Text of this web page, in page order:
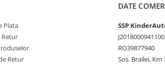
Plata
Retur
Retur
DATE
SSP
J2018000941100
RO39877940
Sos. Brailei,